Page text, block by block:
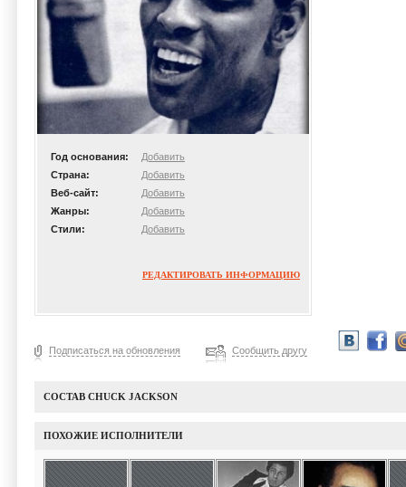
Год основания:
Добавить
Страна:
Добавить
Веб-сайт:
Добавить
Жанры:
Добавить
Стили:
Добавить
РЕДАКТИРОВАТЬ ИНФОРМАЦИЮ
Подписаться на обновления Сообщить другу
СОСТАВ CHUCK JACKSON
ПОХОЖИЕ ИСПОЛНИТЕЛИ